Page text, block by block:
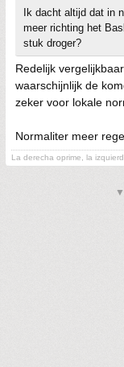
Ik dacht altijd dat in
meer richting het
stuk droger?
Redelijk
waarschijnlijk de
zeker voor lokale
Normaliter meer
La derecha oprime, la
▼